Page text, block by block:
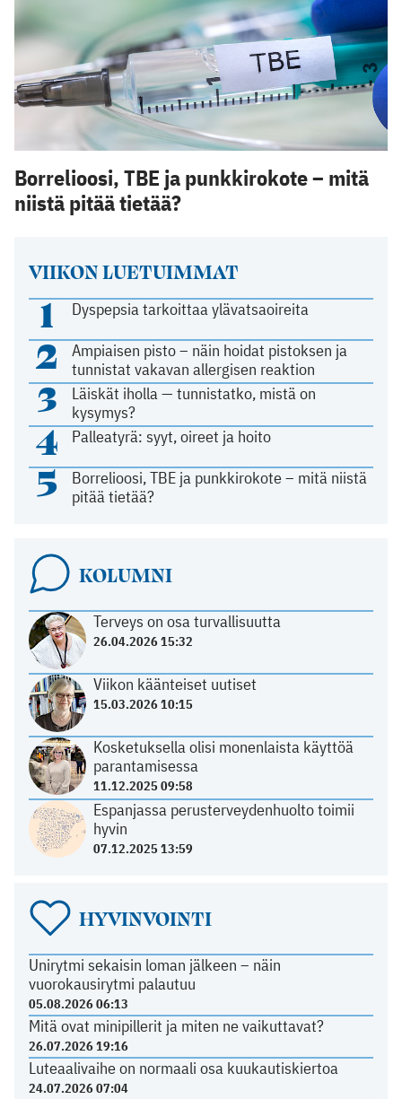
VIIKON LUETUIMMAT
1 Dyspepsia tarkoittaa ylävatsaoireita
2
Ampiaisen pisto – näin hoidat pistoksen ja
tunnistat vakavan allergisen reaktion
3
Läiskät iholla — tunnistatko, mistä on
kysymys?
4 Palleatyrä: syyt, oireet ja hoito
5
Borrelioosi, TBE ja punkkirokote – mitä niistä
pitää tietää?
KOLUMNI
Terveys on osa turvallisuutta
26.04.2026 15:32
Viikon käänteiset uutiset
15.03.2026 10:15
Kosketuksella olisi monenlaista käyttöä
parantamisessa
11.12.2025 09:58
Espanjassa perusterveydenhuolto toimii
hyvin
07.12.2025 13:59
HYVINVOINTI
Unirytmi sekaisin loman jälkeen – näin
vuorokausirytmi palautuu
05.08.2026 06:13
Mitä ovat minipillerit ja miten ne vaikuttavat?
26.07.2026 19:16
Luteaalivaihe on normaali osa kuukautiskiertoa
24.07.2026 07:04
Borrelioosi, TBE ja punkkirokote – mitä
niistä pitää tietää?